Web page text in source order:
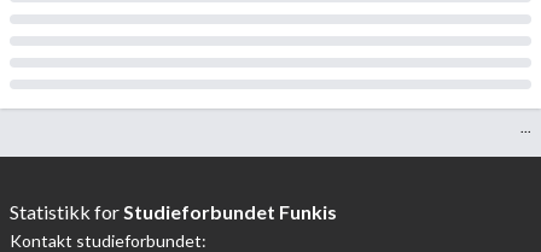
Statistikk for Studieforbundet Funkis
Kontakt studieforbundet: